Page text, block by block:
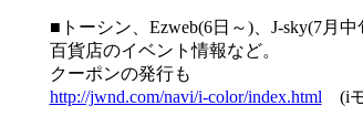
■トーシン、Ezweb(6日～)、J-sky(7月
百貨店のイベント情報など。
クーポンの発行も
http://jwnd.com/navi/i-color/index.html (iモ